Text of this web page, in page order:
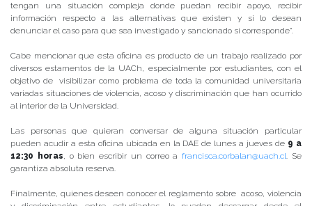
tengan una situación compleja donde puedan recibir apoyo, recibir
información respecto a las alternativas que existen y si lo desean
denunciar el caso para que sea investigado y sancionado si corresponde”.
Cabe mencionar que esta oficina es producto de un trabajo realizado por
diversos estamentos de la UACh, especialmente por estudiantes, con el
objetivo de visibilizar como problema de toda la comunidad universitaria
variadas situaciones de violencia, acoso y discriminación que han ocurrido
al interior de la Universidad.
Las personas que quieran conversar de alguna situación particular
pueden acudir a esta oficina ubicada en la DAE de lunes a jueves de 9 a
12:30 horas, o bien escribir un correo afrancisca.corbalan@uach.cl. Se
garantiza absoluta reserva.
Finalmente, quienes deseen conocer el reglamento sobre acoso, violencia